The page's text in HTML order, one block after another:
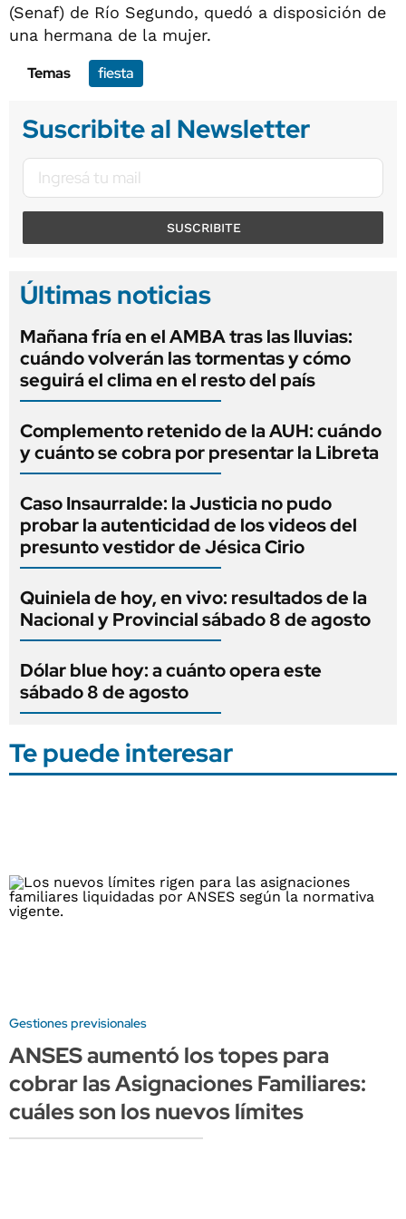
(Senaf) de Río Segundo, quedó a disposición de
una hermana de la mujer.
Temas
fiesta
Suscribite al Newsletter
SUSCRIBITE
Últimas noticias
Mañana fría en el AMBA tras las lluvias:
cuándo volverán las tormentas y cómo
seguirá el clima en el resto del país
Complemento retenido de la AUH: cuándo
y cuánto se cobra por presentar la Libreta
Caso Insaurralde: la Justicia no pudo
probar la autenticidad de los videos del
presunto vestidor de Jésica Cirio
Quiniela de hoy, en vivo: resultados de la
Nacional y Provincial sábado 8 de agosto
Dólar blue hoy: a cuánto opera este
sábado 8 de agosto
Te puede interesar
Gestiones previsionales
ANSES aumentó los topes para
cobrar las Asignaciones Familiares:
cuáles son los nuevos límites